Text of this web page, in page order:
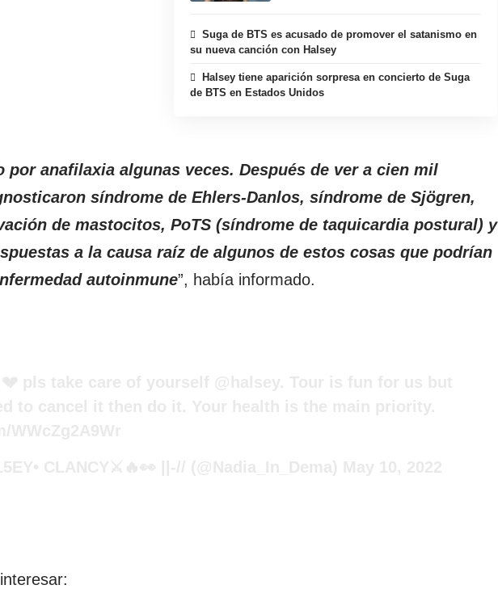
Suga de BTS es acusado de promover el satanismo en
su nueva canción con Halsey
Halsey tiene aparición sorpresa en concierto de Suga
de BTS en Estados Unidos
por anafilaxia algunas veces. Después de ver a cien mil
síndrome de Ehlers-Danlos, síndrome de Sjögren,
de mastocitos, PoTS (síndrome de taquicardia postural) y
a la causa raíz de algunos de estos cosas que podrían
autoinmune”, había informado.